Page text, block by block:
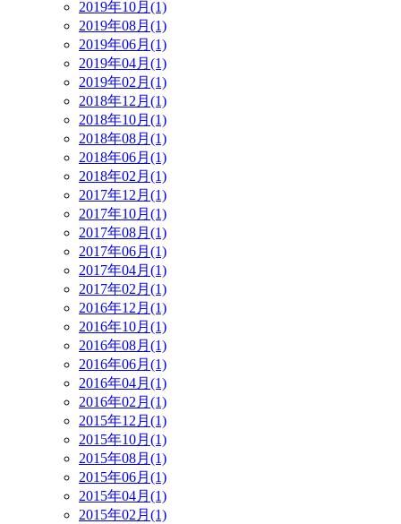
2019年10月(1)
2019年08月(1)
2019年06月(1)
2019年04月(1)
2019年02月(1)
2018年12月(1)
2018年10月(1)
2018年08月(1)
2018年06月(1)
2018年02月(1)
2017年12月(1)
2017年10月(1)
2017年08月(1)
2017年06月(1)
2017年04月(1)
2017年02月(1)
2016年12月(1)
2016年10月(1)
2016年08月(1)
2016年06月(1)
2016年04月(1)
2016年02月(1)
2015年12月(1)
2015年10月(1)
2015年08月(1)
2015年06月(1)
2015年04月(1)
2015年02月(1)